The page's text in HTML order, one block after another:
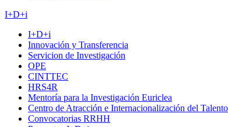
I+D+i
I+D+i
Innovación y Transferencia
Servicion de Investigación
OPE
CINTTEC
HRS4R
Mentoría para la Investigación Euriclea
Centro de Atracción e Internacionalización del
Convocatorias RRHH